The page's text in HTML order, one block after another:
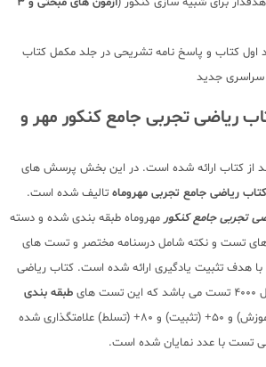
ریاضی تجربی جامع کنکور مهر و
از کتاب ارائه شده است. در این بخش پرسش های
کتاب ریاضی جامع تجربی مهروماه تالیف شده است.
تجربی جامع کنکور مهروماه طبقه بندی شده و دسته
تست و نکته شامل درسنامه مختصر و تست های
با هدف تثبیت یادگیری ارائه شده است. کتاب ریاضی
طبقه بندی
با علامت های 30+ (آموزش) و 50+ (تثبیت) و 80+ (تسلط) علامتگذاری شده
تست با عدد نمایان شده است.